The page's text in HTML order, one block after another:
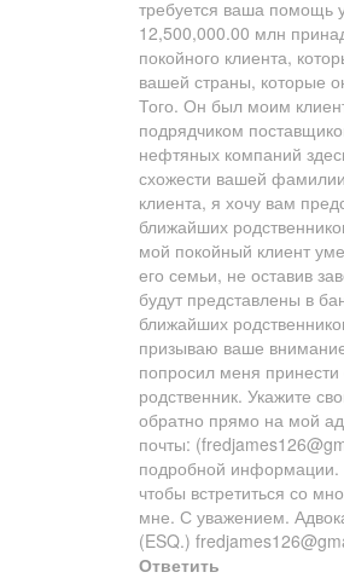
требуется ваша помощь
12,500,000.00 млн
покойного клиента,
вашей страны, которые
Того. Он был моим
подрядчиком
нефтяных компаний
схожести вашей
клиента, я хочу вам
ближайших
мой покойный клиент
его семьи, не оставив
будут представлены в
ближайших
призываю ваше
попросил меня принести
родственник. Укажите
обратно прямо на мой
почты:
подробной
чтобы встретиться со
мне. С уважением.
(ESQ.)
Ответить